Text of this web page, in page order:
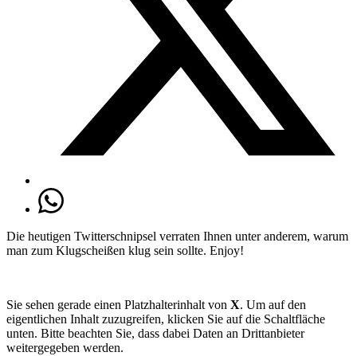
Die heutigen Twitterschnipsel verraten Ihnen unter anderem, warum
man zum Klugscheißen klug sein sollte. Enjoy!
Sie sehen gerade einen Platzhalterinhalt von X. Um auf den
eigentlichen Inhalt zuzugreifen, klicken Sie auf die Schaltfläche
unten. Bitte beachten Sie, dass dabei Daten an Drittanbieter
weitergegeben werden.